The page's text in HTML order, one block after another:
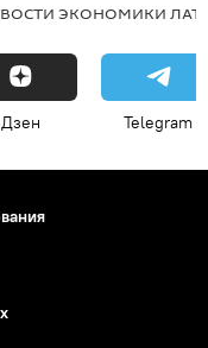
ЭКОНОМИКИ
Дзен Telegram